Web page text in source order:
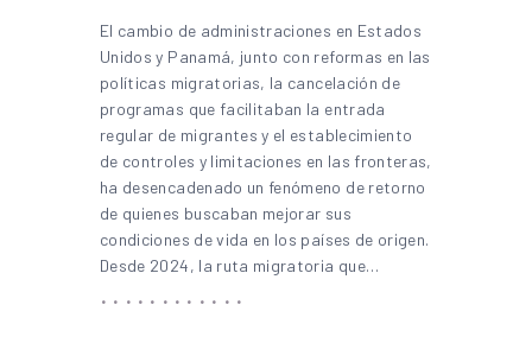
El cambio de administraciones en Estados
Unidos y Panamá, junto con reformas en las
políticas migratorias, la cancelación de
programas que facilitaban la entrada
regular de migrantes y el establecimiento
de controles y limitaciones en las fronteras,
ha desencadenado un fenómeno de retorno
de quienes buscaban mejorar sus
condiciones de vida en los países de origen.
Desde 2024, la ruta migratoria que…